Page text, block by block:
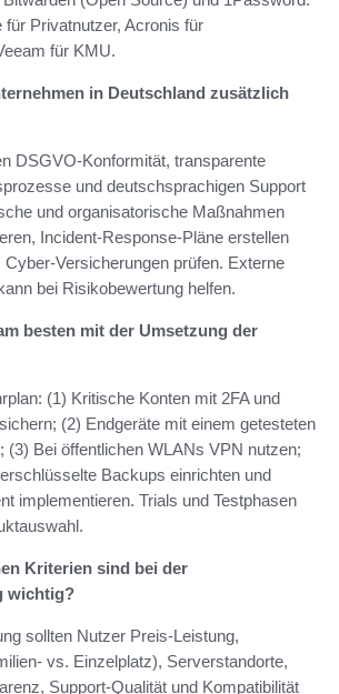
Privatnutzer, Acronis für
für KMU.
in Deutschland zusätzlich
DSGVO‑Konformität, transparente
und deutschsprachigen Support
und organisatorische Maßnahmen
Incident‑Response‑Pläne erstellen
Cyber‑Versicherungen prüfen. Externe
bei Risikobewertung helfen.
besten mit der Umsetzung der
(1) Kritische Konten mit 2FA und
(2) Endgeräte mit einem getesteten
(3) Bei öffentlichen WLANs VPN nutzen;
Backups einrichten und
implementieren. Trials und Testphasen
Kriterien sind bei der
wichtig?
sollten Nutzer Preis‑Leistung,
vs. Einzelplatz), Serverstandorte,
Support‑Qualität und Kompatibilität